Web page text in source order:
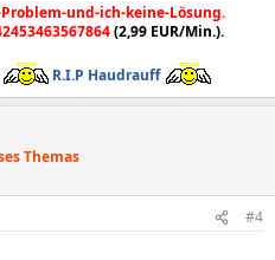
und-ich-keine-Lösung.
(2,99 EUR/Min.).
R.I.P Haudrauff
Themas
#4